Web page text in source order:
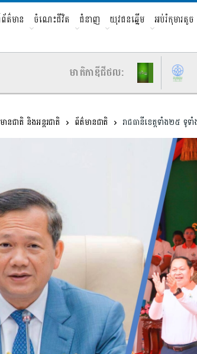
ត៌មាន ចំណេះជីវិត ជំនាញ យុវជនឆ្នើម អប់រំកុមារតូច
មាតិកាឌីជីថល:
នជាតិ និងអន្តរជាតិ ព័ត៌មានជាតិ រាជធានីខេត្ត​ទាំង២៥ ទូ